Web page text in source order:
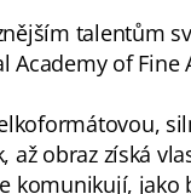
talentům
Academy of
až obraz získá
komunikují,